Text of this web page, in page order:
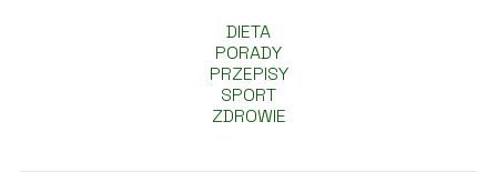
DIETA
PORADY
PRZEPISY
SPORT
ZDROWIE